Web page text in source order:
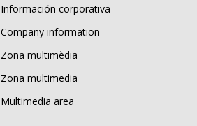
Información corporativa
Company information
Zona multimèdia
Zona multimedia
Multimedia area